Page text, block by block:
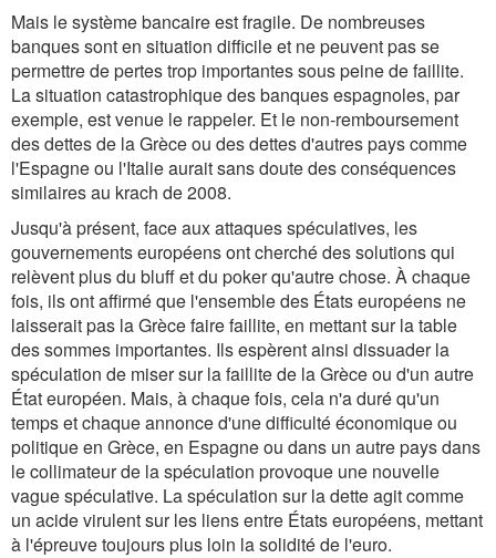
Mais le système bancaire est fragile. De nombreuses
banques sont en situation difficile et ne peuvent pas se
permettre de pertes trop importantes sous peine de faillite.
La situation catastrophique des banques espagnoles, par
exemple, est venue le rappeler. Et le non-remboursement
des dettes de la Grèce ou des dettes d'autres pays comme
l'Espagne ou l'Italie aurait sans doute des conséquences
similaires au krach de 2008.
Jusqu'à présent, face aux attaques spéculatives, les
gouvernements européens ont cherché des solutions qui
relèvent plus du bluff et du poker qu'autre chose. À chaque
fois, ils ont affirmé que l'ensemble des États européens ne
laisserait pas la Grèce faire faillite, en mettant sur la table
des sommes importantes. Ils espèrent ainsi dissuader la
spéculation de miser sur la faillite de la Grèce ou d'un autre
État européen. Mais, à chaque fois, cela n'a duré qu'un
temps et chaque annonce d'une difficulté économique ou
politique en Grèce, en Espagne ou dans un autre pays dans
le collimateur de la spéculation provoque une nouvelle
vague spéculative. La spéculation sur la dette agit comme
un acide virulent sur les liens entre États européens, mettant
à l'épreuve toujours plus loin la solidité de l'euro.